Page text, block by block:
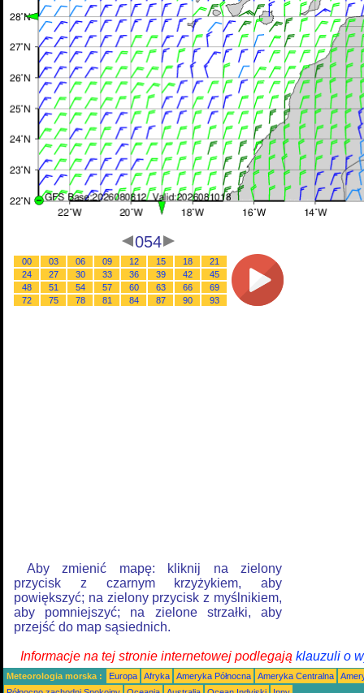
054
00 03 06 09 12 15 18
21
24
27 30 33 36 39 42
45
48
51 54 57 60 63 66
69
72
75 78 81 84 87 90 93
Aby zmienić mapę: kliknij na zielony
przycisk z czarnym krzyżykiem, aby
powiększyć; na zielony przycisk z myślnikiem,
aby pomniejszyć; na zielone strzałki, aby
przejść do map sąsiednich.
Informacje na tej stronie internetowej podlegają klauzuli o
Meteorologia morska : Europa Afryka Ameryka Północna Ameryka Centralna